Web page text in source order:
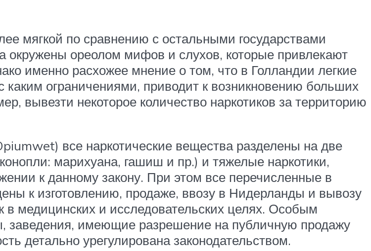
мягкой по сравнению с остальными государствами
окружены ореолом мифов и слухов, которые привлекают
именно расхожее мнение о том, что в Голландии легкие
каким ограничениями, приводит к возникновению больших
вывезти некоторое количество наркотиков за территорию
все наркотические вещества разделены на две
марихуана, гашиш и пр.) и тяжелые наркотики,
к данному закону. При этом все перечисленные в
к изготовлению, продаже, ввозу в Нидерланды и вывозу
медицинских и исследовательских целях. Особым
заведения, имеющие разрешение на публичную продажу
детально урегулирована законодательством.